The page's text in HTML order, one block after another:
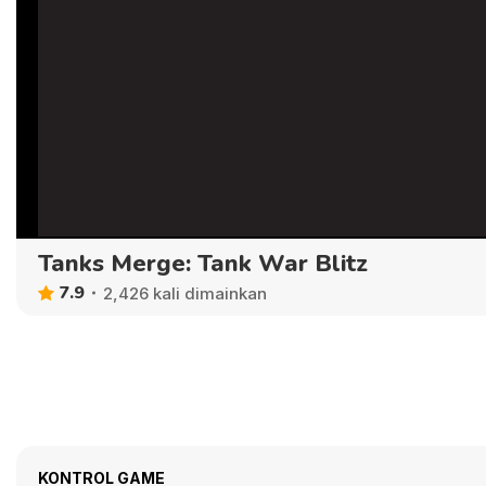
Tanks Merge: Tank War Blitz
7.9 2,426 kali dimainkan
KONTROL GAME